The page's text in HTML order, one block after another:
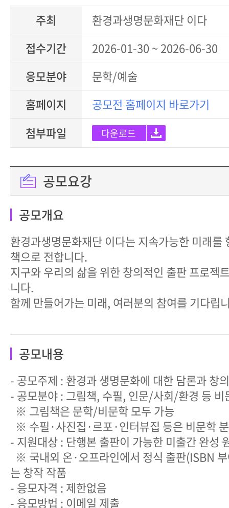
주최
환경과생명문화재단 이다
접수기간
2026-01-30 ~ 2026-06-30
응모분야
문학/예술
홈페이지
공모전 홈페이지 바로가기
첨부파일
다운로드
공모요강
공모개요
환경과생명문화재단 이다는 지속가능한 미래를
책으로 전합니다.
지구와 우리의 삶을 위한 창의적인 출판 프로젝
니다.
함께 만들어가는 미래, 여러분의 참여를 기다립
공모내용
- 공모주제 : 환경과 생명문화에 대한 담론과 창
- 공모분야 : 그림책, 수필, 인문/사회/환경 등 비
※ 그림책은 문학/비문학 모두 가능
※ 수필·사진집·르포·인터뷰집 등은 비문학
- 지원대상 : 단행본 출판이 가능한 미출간 완성
※ 국내외 온·오프라인에서 정식 출판(ISBN
는 창작 작품
- 응모자격 : 제한없음
- 응모방법 : 이메일 제출